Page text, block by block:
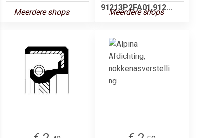
Meerdere shops
91213P2FA01,912...
Meerdere shops